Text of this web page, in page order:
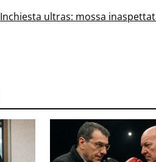
Inchiesta ultras: mossa